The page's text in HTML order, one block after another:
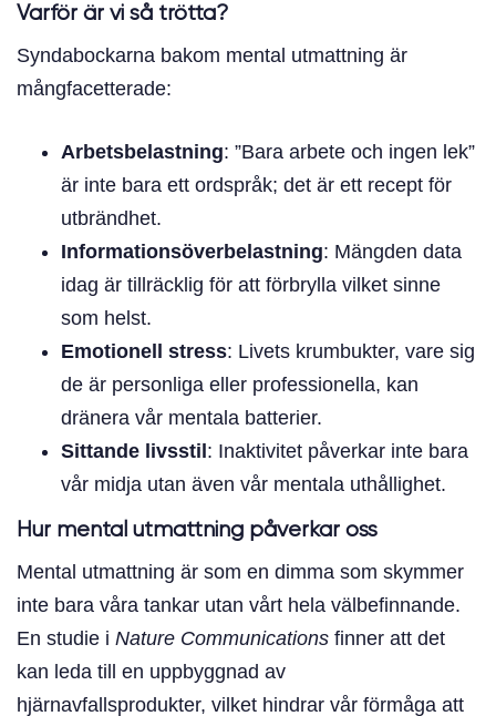
Varför är vi så trötta?
Syndabockarna bakom mental utmattning är
mångfacetterade:
Arbetsbelastning: ”Bara arbete och ingen lek”
är inte bara ett ordspråk; det är ett recept för
utbrändhet.
Informationsöverbelastning: Mängden data
idag är tillräcklig för att förbrylla vilket sinne
som helst.
Emotionell stress: Livets krumbukter, vare sig
de är personliga eller professionella, kan
dränera vår mentala batterier.
Sittande livsstil: Inaktivitet påverkar inte bara
vår midja utan även vår mentala uthållighet.
Hur mental utmattning påverkar oss
Mental utmattning är som en dimma som skymmer
inte bara våra tankar utan vårt hela välbefinnande.
En studie i Nature Communications finner att det
kan leda till en uppbyggnad av
hjärnavfallsprodukter, vilket hindrar vår förmåga att